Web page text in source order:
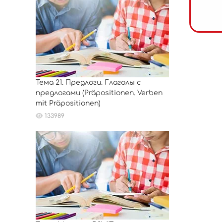
Тема 21. Предлоги. Глаголы с
предлогами (Präpositionen. Verben
mit Präpositionen)
133989